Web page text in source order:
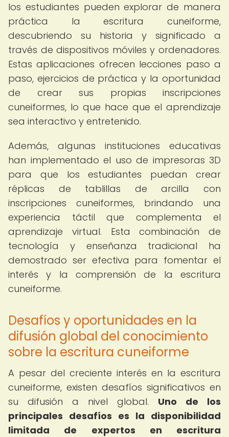
los estudiantes pueden explorar de manera
práctica la escritura cuneiforme,
descubriendo su historia y significado a
través de dispositivos móviles y ordenadores.
Estas aplicaciones ofrecen lecciones paso a
paso, ejercicios de práctica y la oportunidad
de crear sus propias inscripciones
cuneiformes, lo que hace que el aprendizaje
sea interactivo y entretenido.
Además, algunas instituciones educativas
han implementado el uso de impresoras 3D
para que los estudiantes puedan crear
réplicas de tablillas de arcilla con
inscripciones cuneiformes, brindando una
experiencia táctil que complementa el
aprendizaje virtual. Esta combinación de
tecnología y enseñanza tradicional ha
demostrado ser efectiva para fomentar el
interés y la comprensión de la escritura
cuneiforme.
Desafíos y oportunidades en la
difusión global del conocimiento
sobre la escritura cuneiforme
A pesar del creciente interés en la escritura
cuneiforme, existen desafíos significativos en
su difusión a nivel global. Uno de los
principales desafíos es la disponibilidad
limitada de expertos en escritura